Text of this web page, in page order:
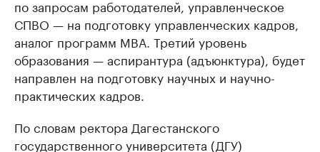
по запросам работодателей, управленческое
СПВО — на подготовку управленческих кадров,
аналог программ МВА. Третий уровень
образования — аспирантура (адъюнктура), будет
направлен на подготовку научных и научно-
практических кадров.
По словам ректора Дагестанского
государственного университета (ДГУ)